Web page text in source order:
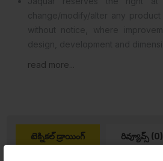
read more...
టెక్నికల్ డ్రాయింగ్ రివ్యూవ్స్ (0)